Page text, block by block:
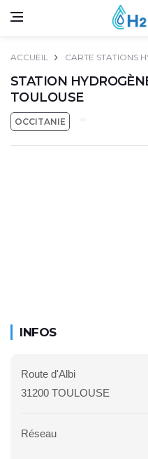
ACCUEIL CARTE STATIONS
STATION
TOULOUSE
OCCITANIE
INFOS
Route d'Albi
31200 TOULOUSE
Réseau